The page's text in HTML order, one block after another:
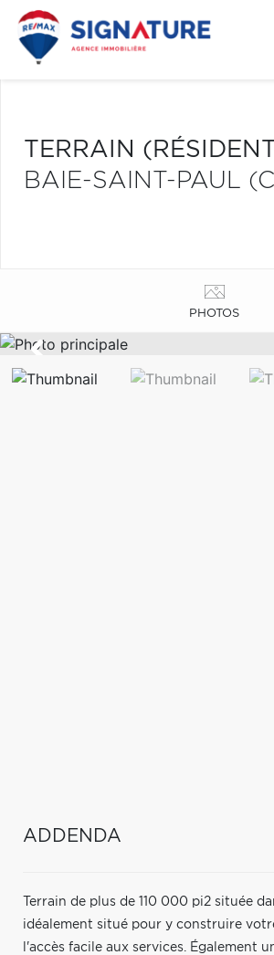
TERRAIN
BAIE-SAINT-PAUL
PHOTOS
ADDENDA
Terrain de plus de 110 000 pi2 située
idéalement situé pour y construire
l'accès facile aux services.